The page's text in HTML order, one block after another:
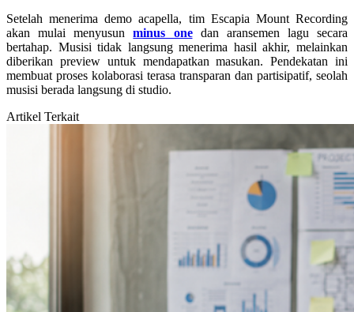
Setelah menerima demo acapella, tim Escapia Mount Recording
akan mulai menyusunminus onedan aransemen lagu secara
bertahap. Musisi tidak langsung menerima hasil akhir, melainkan
diberikan preview untuk mendapatkan masukan. Pendekatan ini
membuat proses kolaborasi terasa transparan dan partisipatif, seolah
musisi berada langsung di studio.
Artikel Terkait